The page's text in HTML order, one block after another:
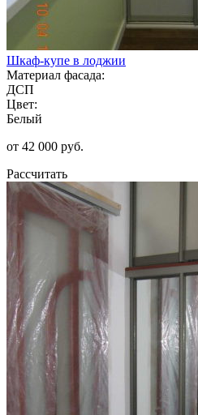
Шкаф-купе в лоджии
Материал фасада:
ДСП
Цвет:
Белый
от 42 000 руб.
Рассчитать